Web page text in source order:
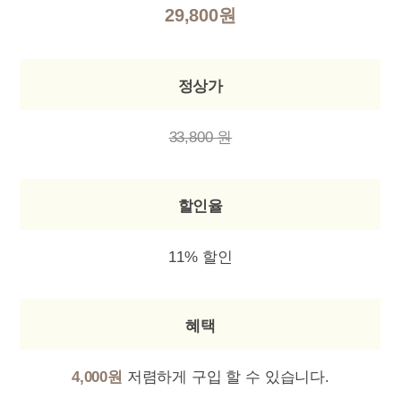
29,800원
정상가
33,800 원
할인율
11% 할인
혜택
4,000원 저렴하게 구입 할 수 있습니다.